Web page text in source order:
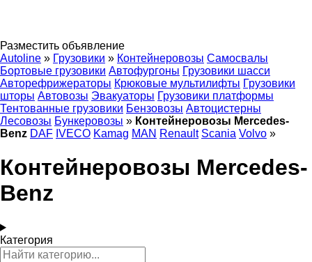
Разместить объявление
Autoline » Грузовики » Контейнеровозы Самосвалы
Бортовые грузовики Автофургоны Грузовики шасси
Авторефрижераторы Крюковые мультилифты Грузовики
шторы Автовозы Эвакуаторы Грузовики платформы
Тентованные грузовики Бензовозы Автоцистерны
Лесовозы Бункеровозы » Контейнеровозы Mercedes-
Benz DAF IVECO Kamag MAN Renault Scania Volvo »
Контейнеровозы Mercedes-
Benz
Категория